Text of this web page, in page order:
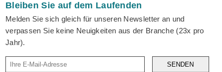
Bleiben Sie auf dem Laufenden
Melden Sie sich gleich für unseren Newsletter an und
verpassen Sie keine Neuigkeiten aus der Branche (23x pro
Jahr).
SENDEN